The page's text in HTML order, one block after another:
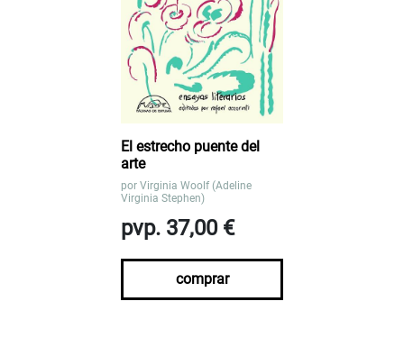
El estrecho puente del
arte
por Virginia Woolf (Adeline
Virginia Stephen)
pvp. 37,00 €
comprar